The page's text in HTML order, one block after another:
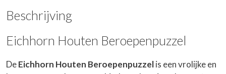
Beschrijving
Eichhorn Houten Beroepenpuzzel
DeEichhorn Houten Beroepenpuzzelis een vrolijke en